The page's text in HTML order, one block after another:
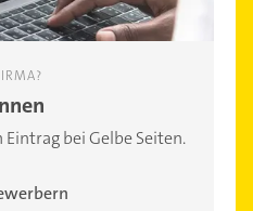
bei Gelbe Seiten.